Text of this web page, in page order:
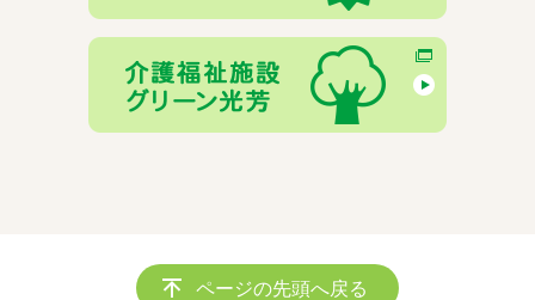
ページの先頭へ戻る